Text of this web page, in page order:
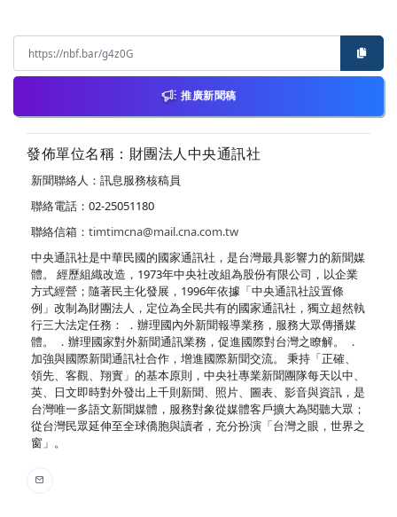
推廣新聞稿
發佈單位名稱：財團法人中央通訊社
新聞聯絡人：訊息服務核稿員
聯絡電話：02-25051180
聯絡信箱： timtimcna@mail.cna.com.tw
中央通訊社是中華民國的國家通訊社，是台灣最具影響力的新聞媒
體。 經歷組織改造，1973年中央社改組為股份有限公司，以企業
方式經營；隨著民主化發展，1996年依據「中央通訊社設置條
例」改制為財團法人，定位為全民共有的國家通訊社，獨立超然執
行三大法定任務： ．辦理國內外新聞報導業務，服務大眾傳播媒
體。 ．辦理國家對外新聞通訊業務，促進國際對台灣之瞭解。 ．
加強與國際新聞通訊社合作，增進國際新聞交流。 秉持「正確、
領先、客觀、翔實」的基本原則，中央社專業新聞團隊每天以中、
英、日文即時對外發出上千則新聞、照片、圖表、影音與資訊，是
台灣唯一多語文新聞媒體，服務對象從媒體客戶擴大為閱聽大眾；
從台灣民眾延伸至全球僑胞與讀者，充分扮演「台灣之眼，世界之
窗」。